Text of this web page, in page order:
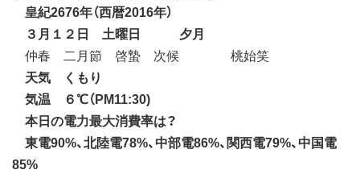
皇紀2676年（西暦2016年）
３月１２日 土曜日 夕月
仲春 二月節 啓蟄 次候 桃始笑
天気 くもり
気温 ６℃（PM11:30)
本日の電力最大消費率は？
東電90%、北陸電78%、中部電86%、関西電79%、中国電
85%